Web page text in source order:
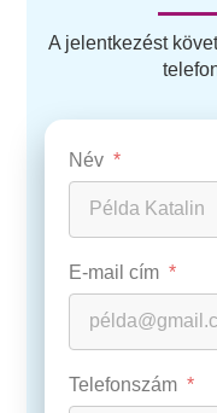
A jelentkezést
Név
E-mail cím
Telefonszám